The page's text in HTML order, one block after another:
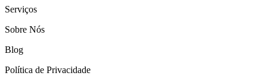
Serviços
Sobre Nós
Blog
Política de Privacidade